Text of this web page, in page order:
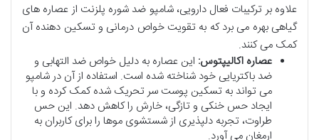
علاوه بر ترکیبات فعال دارویی، شامپو ضد شوره پلزنت از عصاره های
گیاهی بهره می برد که به تقویت خواص درمانی و تسکین دهنده آن
کمک می کنند.
عصاره اکالیپتوس: این عصاره به دلیل خواص ضد التهابی و
ضد باکتریایی خود شناخته شده است. استفاده از آن در شامپو
می تواند به تسکین پوست سر تحریک شده کمک کرده و با
ایجاد حس خنکی و تازگی، خارش را کاهش دهد. این حس
طراوت، تجربه دلپذیری از شستشوی موها را برای کاربران به
ارمغان می آورد.